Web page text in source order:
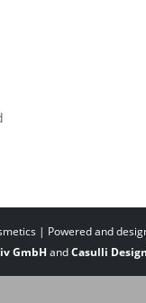
| Powered and
GmbH andCasulli Design